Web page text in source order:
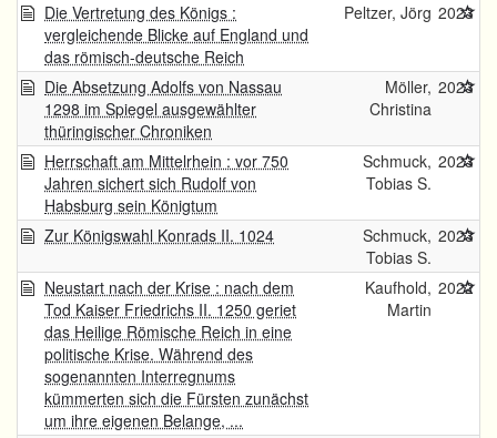
Die Vertretung des Königs :
vergleichende Blicke auf England und
das römisch-deutsche Reich
Peltzer, Jörg 2023
Die Absetzung Adolfs von Nassau
1298 im Spiegel ausgewählter
thüringischer Chroniken
Möller,
Christina
2023
Herrschaft am Mittelrhein : vor 750
Jahren sichert sich Rudolf von
Habsburg sein Königtum
Schmuck,
Tobias S.
2023
Zur Königswahl Konrads II. 1024
Schmuck,
Tobias S.
2023
Neustart nach der Krise : nach dem
Tod Kaiser Friedrichs II. 1250 geriet
das Heilige Römische Reich in eine
politische Krise. Während des
sogenannten Interregnums
kümmerten sich die Fürsten zunächst
um ihre eigenen Belange, ...
Kaufhold,
Martin
2022